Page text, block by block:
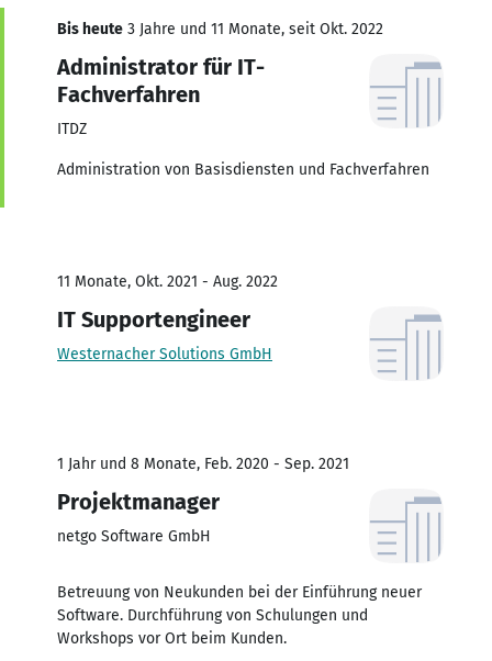
Bis heute 3 Jahre und 11 Monate, seit Okt. 2022
Administrator für IT-
Fachverfahren
ITDZ
Administration von Basisdiensten und Fachverfahren
11 Monate, Okt. 2021 - Aug. 2022
IT Supportengineer
Westernacher Solutions GmbH
1 Jahr und 8 Monate, Feb. 2020 - Sep. 2021
Projektmanager
netgo Software GmbH
Betreuung von Neukunden bei der Einführung neuer
Software. Durchführung von Schulungen und
Workshops vor Ort beim Kunden.